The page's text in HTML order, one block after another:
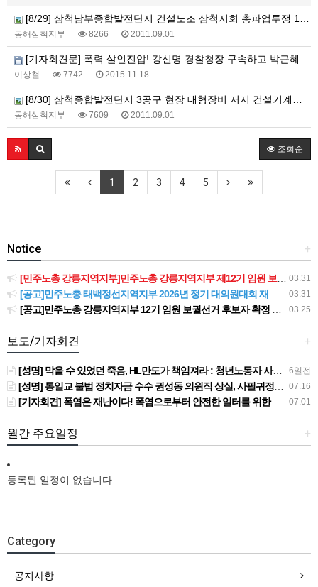
[8/29] 삼척남부종합발전단지 건설노조 삼척지회 총파업투쟁 1일차 (철야농성)
동해삼척지부 8266 2011.09.01
[기자회견문] 폭력 살인진압! 강신명 경찰청장 구속하고 박근혜 정권 퇴진하라
이상철 7742 2015.11.18
[8/30] 삼척종합발전단지 3공구 현장 대형장비 저지 건설기계노동자 기자회견 및 규탄 결의대회
동해삼척지부 7609 2011.09.01
조회순
1 2 3 4 5
+
Notice
03.31
[민주노총 강릉지역지부]민주노총 강릉지역지부 제12기 임원 보궐선거결과 공고
03.31
[공고]민주노총 태백정선지역지부 2026년 정기 대의원대회 재소집 건
03.25
[공고]민주노총 강릉지역지부 12기 임원 보궐선거 후보자 확정 공고
+
보도/기자회견
6일전
[성명] 막을 수 있었던 죽음, HL만도가 책임져라 : 청년노동자 사망사고의 철저한 진상규명과 재발방지 대책 마련하라
07.16
[성명] 통일교 불법 정치자금 수수 권성동 의원직 상실, 사필귀정이다
07.01
[기자회견] 폭염은 재난이다! 폭염으로부터 안전한 일터를 위한 민주노총 강원지역본부 폭염감시단 선포 기자회견
+
월간 주요일정
등록된 일정이 없습니다.
Category
공지사항